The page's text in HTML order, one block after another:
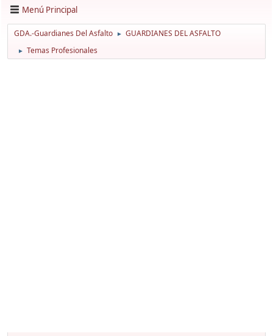
Menú Principal
GDA.-Guardianes Del Asfalto ► GUARDIANES DEL ASFALTO
► Temas Profesionales